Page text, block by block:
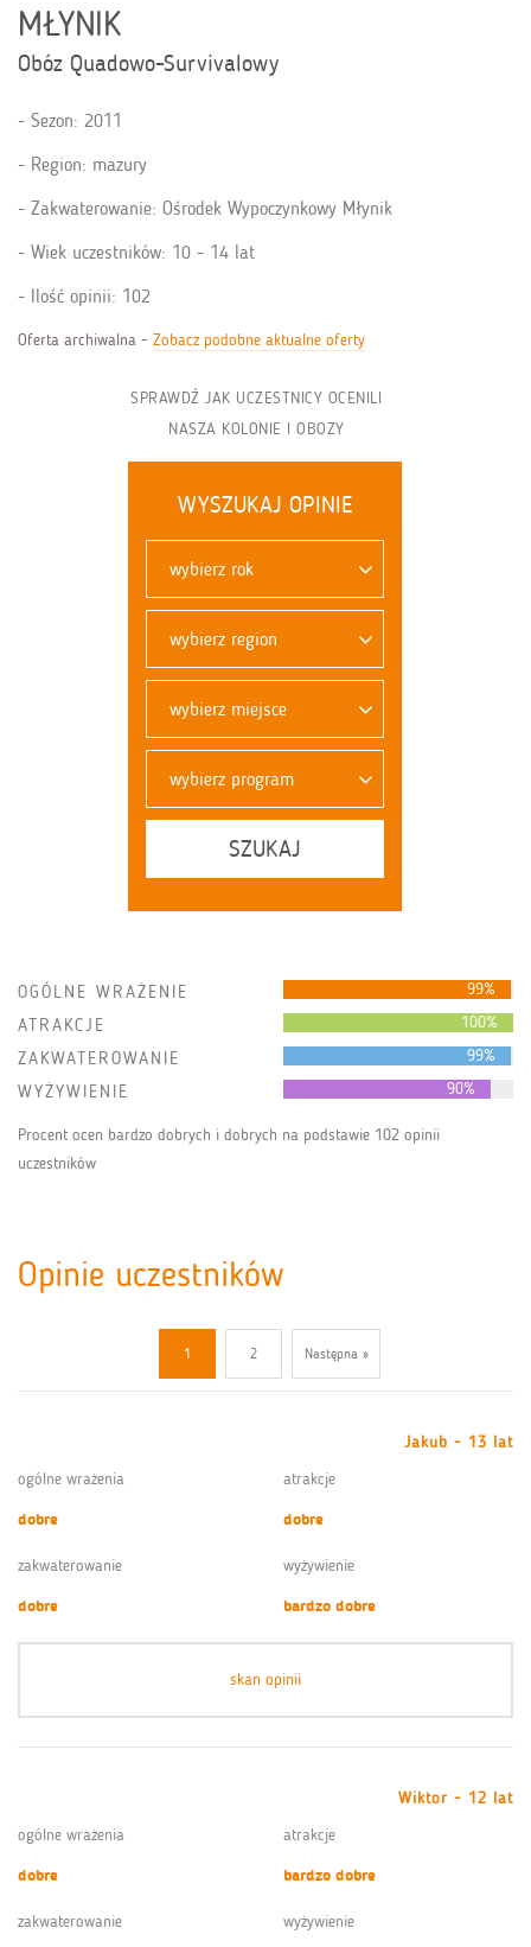
MŁYNIK
Obóz Quadowo-Survivalowy
Sezon: 2011
Region: mazury
Zakwaterowanie: Ośrodek Wypoczynkowy Młynik
Wiek uczestników: 10 - 14 lat
Ilość opinii: 102
Oferta archiwalna - Zobacz podobne aktualne oferty
SPRAWDŹ JAK UCZESTNICY OCENILI
NASZA KOLONIE I OBOZY
WYSZUKAJ OPINIE
wybierz rok
wybierz region
wybierz miejsce
wybierz program
SZUKAJ
OGÓLNE WRAŻENIE 99%
ATRAKCJE 100%
ZAKWATEROWANIE 99%
WYŻYWIENIE 90%
Procent ocen bardzo dobrych i dobrych na podstawie 102 opinii
uczestników
Opinie uczestników
1 2 Następna »
Jakub - 13 lat
ogólne wrażenia
dobre
atrakcje
dobre
zakwaterowanie
dobre
wyżywienie
bardzo dobre
skan opinii
Wiktor - 12 lat
ogólne wrażenia
dobre
atrakcje
bardzo dobre
zakwaterowanie
wyżywienie